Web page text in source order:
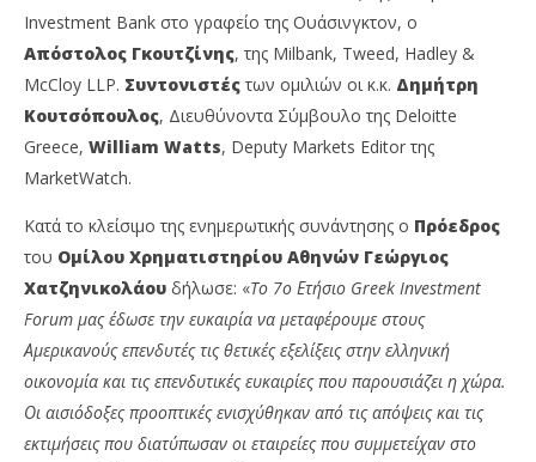
Investment Bank στο γραφείο της Ουάσινγκτον, ο
Απόστολος Γκουτζίνης, της Milbank, Tweed, Hadley &
McCloy LLP. Συντονιστές των ομιλιών οι κ.κ. Δημήτρη
Κουτσόπουλος, Διευθύνοντα Σύμβουλο της Deloitte
Greece, William Watts, Deputy Markets Editor της
MarketWatch.
Κατά το κλείσιμο της ενημερωτικής συνάντησης ο Πρόεδρος
του Ομίλου Χρηματιστηρίου Αθηνών Γεώργιος
Χατζηνικολάου δήλωσε: «To 7o Ετήσιο Greek Investment
Forum μας έδωσε την ευκαιρία να μεταφέρουμε στους
Αμερικανούς επενδυτές τις θετικές εξελίξεις στην ελληνική
οικονομία και τις επενδυτικές ευκαιρίες που παρουσιάζει η χώρα.
Οι αισιόδοξες προοπτικές ενισχύθηκαν από τις απόψεις και τις
εκτιμήσεις που διατύπωσαν οι εταιρείες που συμμετείχαν στο